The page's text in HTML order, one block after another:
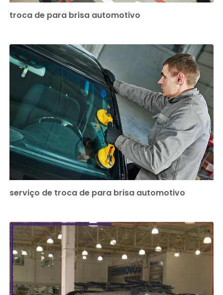
troca de para brisa automotivo
serviço de troca de para brisa automotivo